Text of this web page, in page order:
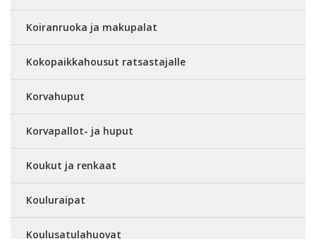
Koiranruoka ja makupalat
Kokopaikkahousut ratsastajalle
Korvahuput
Korvapallot- ja huput
Koukut ja renkaat
Kouluraipat
Koulusatulahuovat